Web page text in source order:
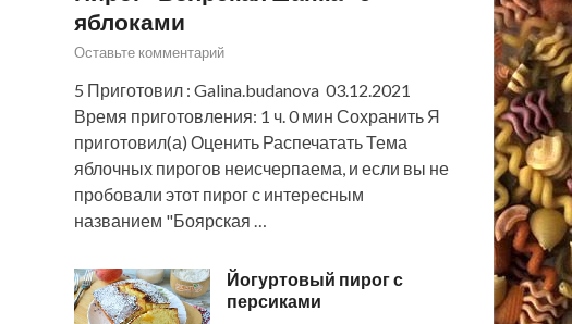
яблоками
Оставьте комментарий
5 Приготовил : Galina.budanova 03.12.2021
Время приготовления: 1 ч. 0 мин Сохранить Я
приготовил(а) Оценить Распечатать Тема
яблочных пирогов неисчерпаема, и если вы не
пробовали этот пирог с интересным
названием "Боярская …
Йогуртовый пирог с
персиками